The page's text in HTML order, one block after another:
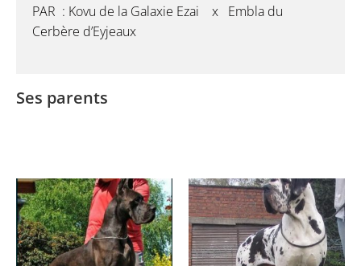
PAR : Kovu de la Galaxie Ezai x Embla du
Cerbère d’Eyjeaux
Ses parents